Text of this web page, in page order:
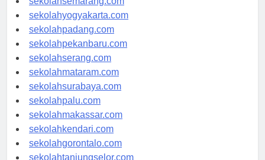
sekolahsemarang.com
sekolahyogyakarta.com
sekolahpadang.com
sekolahpekanbaru.com
sekolahserang.com
sekolahmataram.com
sekolahsurabaya.com
sekolahpalu.com
sekolahmakassar.com
sekolahkendari.com
sekolahgorontalo.com